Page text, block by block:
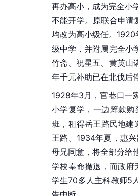
再办高小，成为完全小
不能开学。原联合申请
均改为高小级任。1920
级中学，并附属完全小
竹斋、祝星五、黄英山
年千元补助已在北伐后
1928年3月，官巷口一
小学复学，一边筹款
班，租得岳王路民地建
王路。1934年夏，惠
母兄同意，将全部分给
学校奉命撤退，而政
学生70多人主科教师5